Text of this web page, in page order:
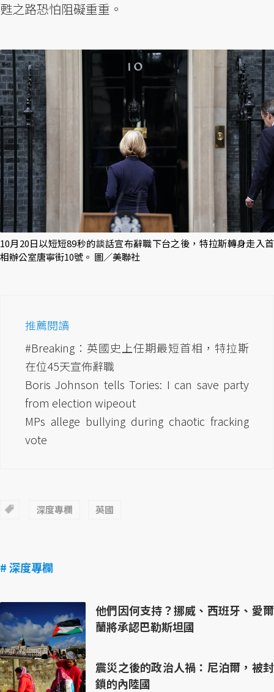
甦之路恐怕阻礙重重。
10月20日以短短89秒的談話宣布辭職下台之後，特拉斯轉身走入首
相辦公室唐寧街10號。 圖／美聯社
推薦閱讀
#Breaking：英國史上任期最短首相，特拉斯
在位45天宣佈辭職
Boris Johnson tells Tories: I can save party
from election wipeout
MPs allege bullying during chaotic fracking
vote
深度專欄 英國
# 深度專欄
他們因何支持？挪威、西班牙、愛爾
蘭將承認巴勒斯坦國
震災之後的政治人禍：尼泊爾，被封
鎖的內陸國